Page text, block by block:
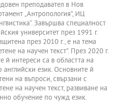
преподавател в Нов
„Антропология”, ИЦ
Завършва специалност
университет през 1991 г.
през 2010 г., е на тема
на научен текст”. През 2020 г.
й интереси са в областта на
език. Основните й
на въпроси, свързани с
на научен текст, развиване на
обучение по чужд език.